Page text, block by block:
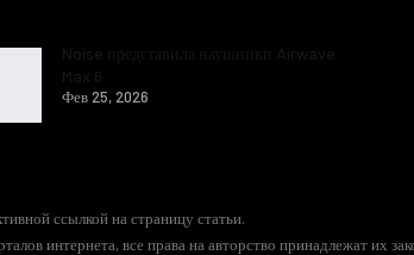
Фев 25, 2026
ссылкой на страницу статьи.
интернета, все права на авторство принадлежат их